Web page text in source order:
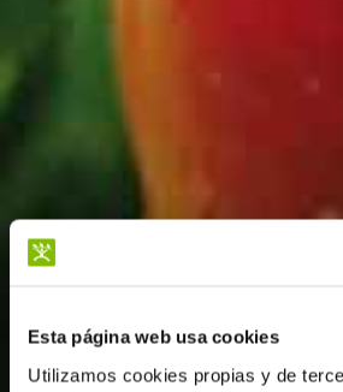
Esta página web usa cookies
Utilizamos cookies propias y de